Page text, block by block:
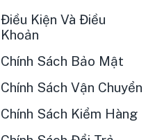
Điều Kiện Và Điều
Khoản
Chính Sách Bảo Mật
Chính Sách Vận Chuyển
Chính Sách Kiểm Hàng